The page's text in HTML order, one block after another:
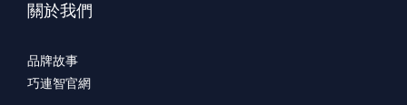
關於我們
品牌故事
巧連智官網